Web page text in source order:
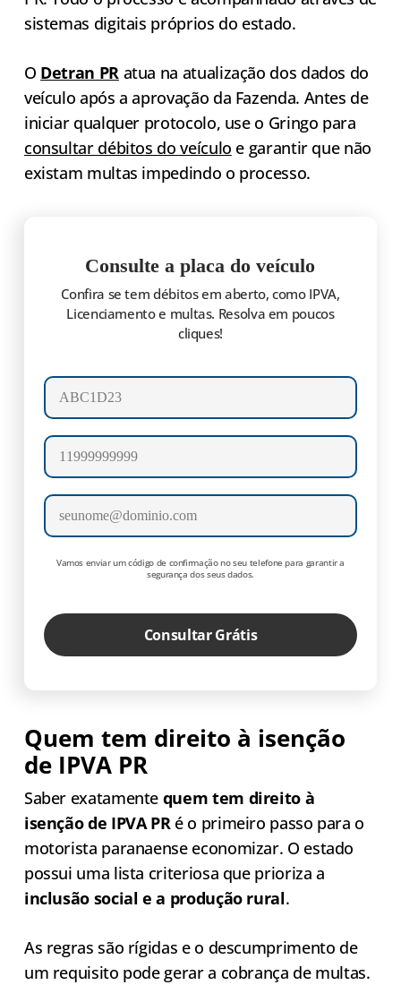
sistemas digitais próprios do estado.
O Detran PRatua na atualização dos dados do
veículo após a aprovação da Fazenda. Antes de
iniciar qualquer protocolo, use o Gringo para
consultar débitos do veículo e garantir que não
existam multas impedindo o processo.
Consulte a placa do veículo
Confira se tem débitos em aberto, como IPVA,
Licenciamento e multas. Resolva em poucos
cliques!
Vamos enviar um código de confirmação no seu telefone para garantir a
segurança dos seus dados.
Consultar Grátis
Quem tem direito à isenção
de IPVA PR
Saber exatamente quem tem direito à
isenção de IPVA PR é o primeiro passo para o
motorista paranaense economizar. O estado
possui uma lista criteriosa que prioriza a
inclusão social e a produção rural.
As regras são rígidas e o descumprimento de
um requisito pode gerar a cobrança de multas.